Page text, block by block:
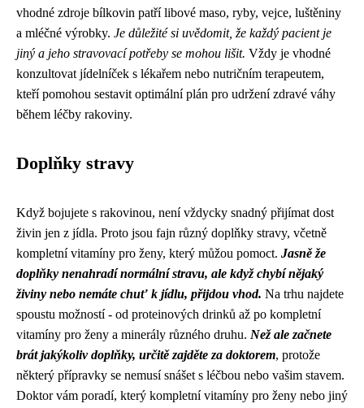
vhodné zdroje bílkovin patří libové maso, ryby, vejce, luštěniny
a mléčné výrobky. Je důležité si uvědomit, že každý pacient je
jiný a jeho stravovací potřeby se mohou lišit. Vždy je vhodné
konzultovat jídelníček s lékařem nebo nutričním terapeutem,
kteří pomohou sestavit optimální plán pro udržení zdravé váhy
během léčby rakoviny.
Doplňky stravy
Když bojujete s rakovinou, není vždycky snadný přijímat dost
živin jen z jídla. Proto jsou fajn různý doplňky stravy, včetně
kompletní vitamíny pro ženy, který můžou pomoct. Jasně že
doplňky nenahradí normální stravu, ale když chybí nějaký
živiny nebo nemáte chuť k jídlu, přijdou vhod. Na trhu najdete
spoustu možností - od proteinových drinků až po kompletní
vitamíny pro ženy a minerály různého druhu. Než ale začnete
brát jakýkoliv doplňky, určitě zajděte za doktorem, protože
některý přípravky se nemusí snášet s léčbou nebo vašim stavem.
Doktor vám poradí, který kompletní vitamíny pro ženy nebo jiný